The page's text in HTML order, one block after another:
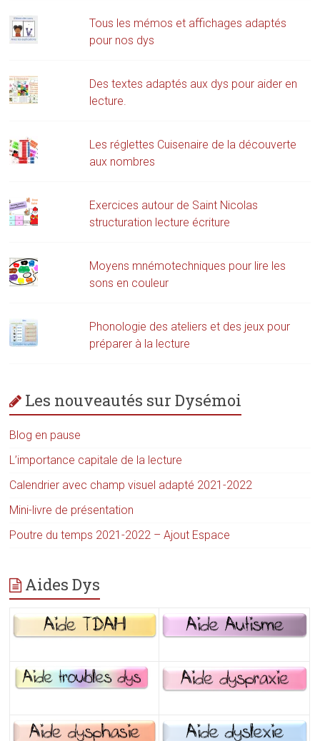
Tous les mémos et affichages adaptés
pour nos dys
Des textes adaptés aux dys pour aider en
lecture.
Les réglettes Cuisenaire de la découverte
aux nombres
Exercices autour de Saint Nicolas
structuration lecture écriture
Moyens mnémotechniques pour lire les
sons en couleur
Phonologie des ateliers et des jeux pour
préparer à la lecture
Les nouveautés sur Dysémoi
Blog en pause
L’importance capitale de la lecture
Calendrier avec champ visuel adapté 2021-2022
Mini-livre de présentation
Poutre du temps 2021-2022 – Ajout Espace
Aides Dys